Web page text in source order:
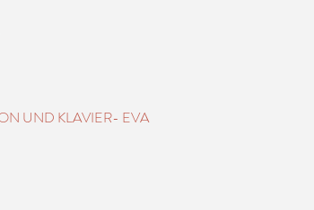
UND KLAVIER- EVA